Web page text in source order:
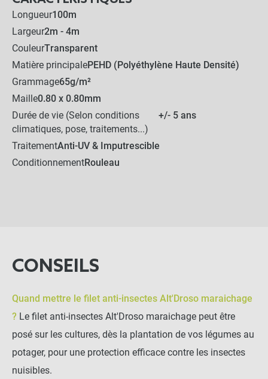
Longueur100m
Largeur2m - 4m
CouleurTransparent
Matière principalePEHD (Polyéthylène Haute Densité)
Grammage65g/m²
Maille0.80 x 0.80mm
Durée de vie (Selon conditions
climatiques, pose, traitements...)
+/- 5 ans
TraitementAnti-UV & Imputrescible
ConditionnementRouleau
CONSEILS
Quand mettre le filet anti-insectes Alt'Droso maraichage
? Le filet anti-insectes Alt'Droso maraichage peut être
posé sur les cultures, dès la plantation de vos légumes au
potager, pour une protection efficace contre les insectes
nuisibles.